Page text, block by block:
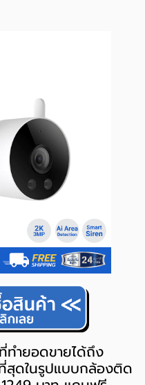
ำยอดขายได้ถึง
สุดในรูปแบบกล้องติด